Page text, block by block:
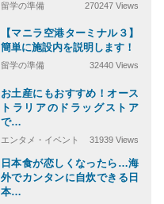
留学の準備 270247 Views
【マニラ空港ターミナル３】
簡単に施設内を説明します！
留学の準備 32440 Views
お土産にもおすすめ！オース
トラリアのドラッグストア
で…
エンタメ・イベント 31939 Views
日本食が恋しくなったら…海
外でカンタンに自炊できる日
本…